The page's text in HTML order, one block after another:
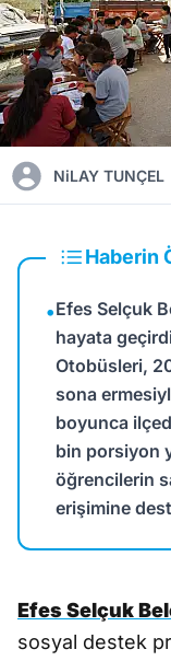
NiLAY TUNÇEL
Haberin
•Efes Selçuk
hayata
Otobüsleri,
sona
boyunca
bin porsiyon
öğrencilerin
erişimine
Efes Selçuk
sosyal destek